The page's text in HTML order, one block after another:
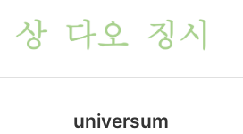
universum